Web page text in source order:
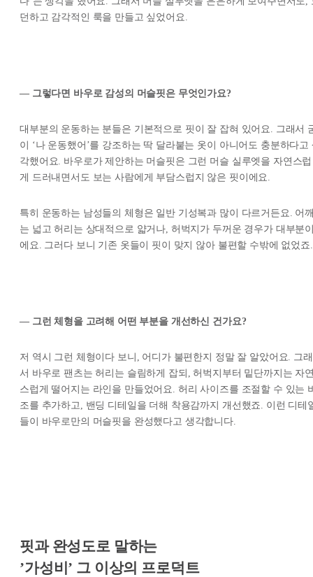
던하고 감각적인 룩을 만들고 싶었어요.
— 그렇다면 바우로 감성의 머슬핏은 무엇인가요?
대부분의 운동하는 분들은 기본적으로 핏이 잘 잡혀 있어요. 그래서
이 ‘나 운동했어’를 강조하는 딱 달라붙는 옷이 아니어도 충분하다고
각했어요. 바우로가 제안하는 머슬핏은 그런 머슬 실루엣을 자연스럽
게 드러내면서도 보는 사람에게 부담스럽지 않은 핏이에요.
특히 운동하는 남성들의 체형은 일반 기성복과 많이 다르거든요. 어
는 넓고 허리는 상대적으로 얇거나, 허벅지가 두꺼운 경우가 대부분
에요. 그러다 보니 기존 옷들이 핏이 맞지 않아 불편할 수밖에 없었죠.
— 그런 체형을 고려해 어떤 부분을 개선하신 건가요?
저 역시 그런 체형이다 보니, 어디가 불편한지 정말 잘 알았어요. 그래
서 바우로 팬츠는 허리는 슬림하게 잡되, 허벅지부터 밑단까지는 자
스럽게 떨어지는 라인을 만들었어요. 허리 사이즈를 조절할 수 있는
조를 추가하고, 밴딩 디테일을 더해 착용감까지 개선했죠. 이런 디테
들이 바우로만의 머슬핏을 완성했다고 생각합니다.
핏과 완성도로 말하는
’가성비’ 그 이상의 프로덕트